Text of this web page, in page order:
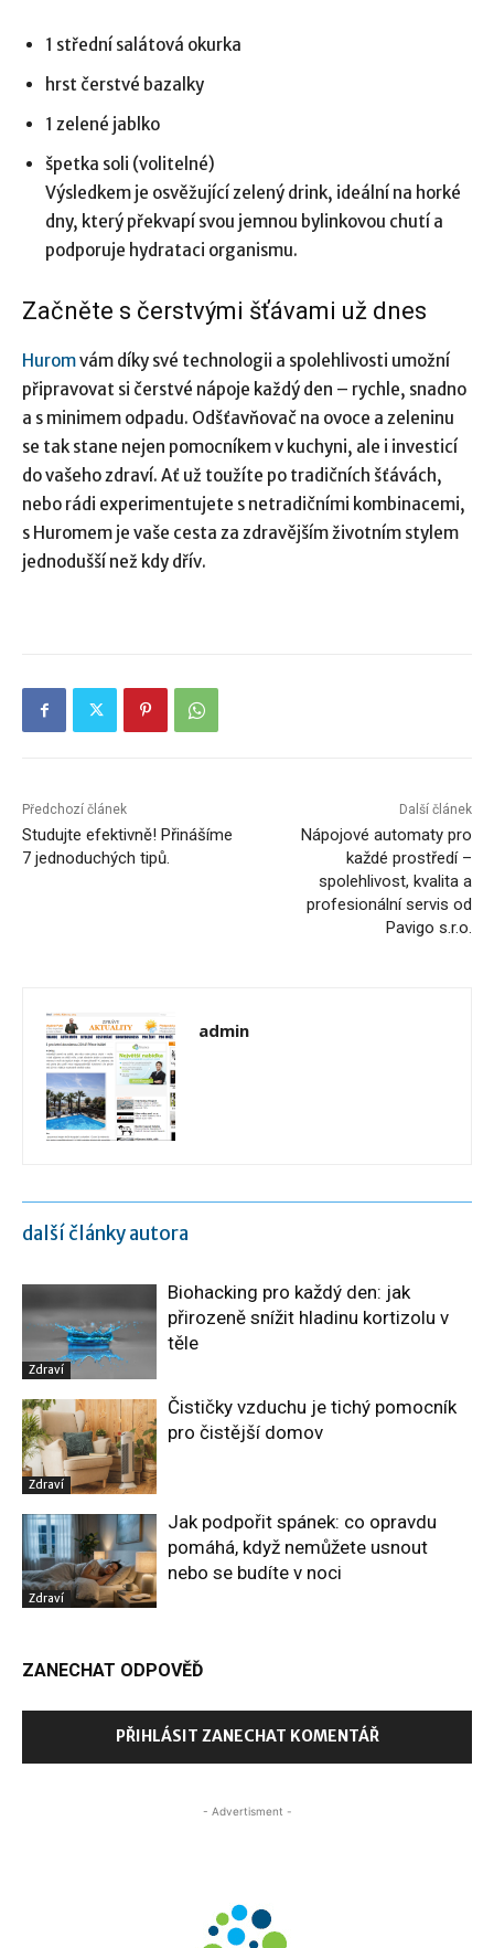
1 střední salátová okurka
hrst čerstvé bazalky
1 zelené jablko
špetka soli (volitelné)
Výsledkem je osvěžující zelený drink, ideální na horké
dny, který překvapí svou jemnou bylinkovou chutí a
podporuje hydrataci organismu.
Začněte s čerstvými šťávami už dnes
Huromvám díky své technologii a spolehlivosti umožní
připravovat si čerstvé nápoje každý den – rychle, snadno
a s minimem odpadu. Odšťavňovač na ovoce a zeleninu
se tak stane nejen pomocníkem v kuchyni, ale i investicí
do vašeho zdraví. Ať už toužíte po tradičních šťávách,
nebo rádi experimentujete s netradičními kombinacemi,
s Huromem je vaše cesta za zdravějším životním stylem
jednodušší než kdy dřív.
Předchozí článek
Studujte efektivně! Přinášíme
7 jednoduchých tipů.
Další článek
Nápojové automaty pro
každé prostředí –
spolehlivost, kvalita a
profesionální servis od
Pavigo s.r.o.
admin
další články autora
Zdraví
Biohacking pro každý den: jak
přirozeně snížit hladinu kortizolu v
těle
Zdraví
Čističky vzduchu je tichý pomocník
pro čistější domov
Zdraví
Jak podpořit spánek: co opravdu
pomáhá, když nemůžete usnout
nebo se budíte v noci
ZANECHAT ODPOVĚĎ
PŘIHLÁSIT ZANECHAT KOMENTÁŘ
- Advertisment -